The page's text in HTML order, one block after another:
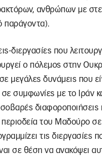
ανθρώπων με
παράγοντα).
διεργασίες που
ο πόλεμος στην
μεγάλες δυνάμεις που
σε συμφωνίες με το Ιράν
διαφοροποιήσεις
περιοδεία του Μαδούρο
τις διεργασίες
σε θέση να ανακόψει